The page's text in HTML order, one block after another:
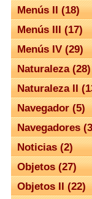
Menús II (18)
Menús III (17)
Menús IV (29)
Naturaleza (28)
Naturaleza II
Navegador (5)
Navegadores
Noticias (2)
Objetos (27)
Objetos II (22)